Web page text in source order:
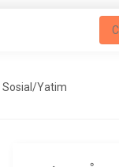
Sosial/Yatim